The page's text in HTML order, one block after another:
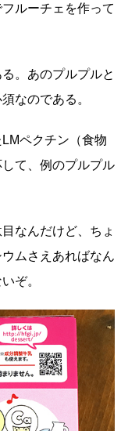
ルーチェを作って
。あのプルプルと
なのである。
ペクチン（食物
て、例のプルプル
なんだけど、ちょ
ムさえあればなん
ぞ。